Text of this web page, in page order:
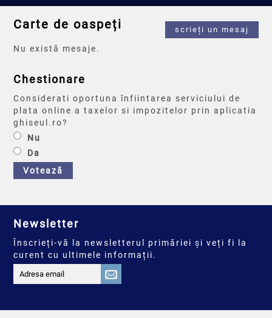
Carte de oaspeți scrieți un mesaj
Nu există mesaje.
Chestionare
Considerati oportuna înfiintarea serviciului de
plata online a taxelor si impozitelor prin aplicatia
ghiseul.ro?
Nu
Da
Votează
Newsletter
Înscrieți-vă la newsletterul primăriei și veți fi la
curent cu ultimele informații.